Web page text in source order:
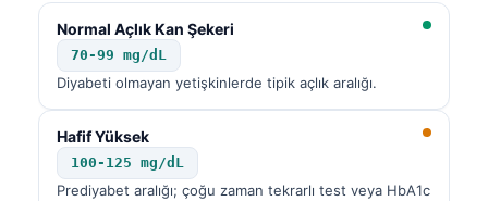
Normal Açlık Kan Şekeri
70-99 mg/dL
Diyabeti olmayan yetişkinlerde tipik açlık aralığı.
Hafif Yüksek
100-125 mg/dL
Prediyabet aralığı; çoğu zaman tekrarlı test veya HbA1c